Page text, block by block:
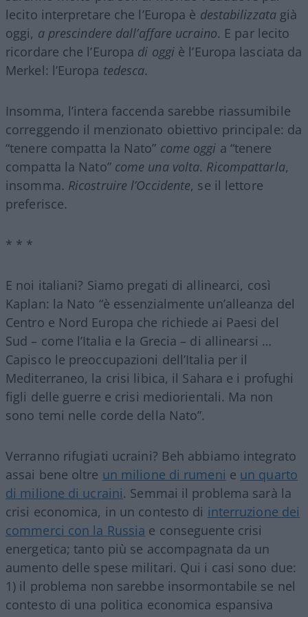
lecito interpretare che l’Europa è destabilizzatagià
oggi, a prescindere dall’affare ucraino. E par lecito
ricordare che l’Europa di oggi è l’Europa lasciata da
Merkel: l’Europa tedesca.
Insomma, l’intera faccenda sarebbe riassumibile
correggendo il menzionato obiettivo principale: da
“tenere compatta la Nato” come oggi a “tenere
compatta la Nato” come una volta. Ricompattarla,
insomma. Ricostruire l’Occidente, se il lettore
preferisce.
* * *
E noi italiani? Siamo pregati di allinearci, così
Kaplan: la Nato “è essenzialmente un’alleanza del
Centro e Nord Europa che richiede ai Paesi del
Sud – come l’Italia e la Grecia – di allinearsi …
Capisco le preoccupazioni dell’Italia per il
Mediterraneo, la crisi libica, il Sahara e i profughi
figli delle guerre e crisi mediorientali. Ma non
sono temi nelle corde della Nato”.
Verranno rifugiati ucraini? Beh abbiamo integrato
assai bene oltre un milione di rumeni e un quarto
di milione di ucraini. Semmai il problema sarà la
crisi economica, in un contesto di interruzione dei
commerci con la Russia e conseguente crisi
energetica; tanto più se accompagnata da un
aumento delle spese militari. Qui i casi sono due:
1) il problema non sarebbe insormontabile se nel
contesto di una politica economica espansiva